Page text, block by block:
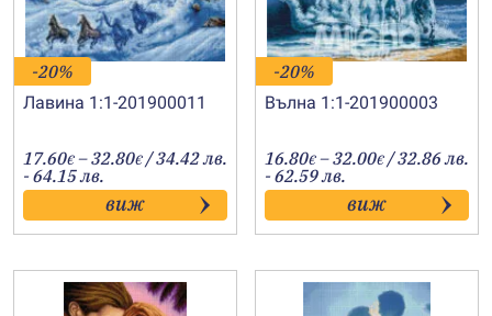
-20%
Лавина 1:1-201900011
17.60€ –32.80€Price
range:
17.60€
through
32.80€
/ 34.42 лв.
- 64.15 лв.
виж
-20%
Вълна 1:1-201900003
16.80€ –32.00€Price
range:
16.80€
through
32.00€
/ 32.86 лв.
- 62.59 лв.
виж